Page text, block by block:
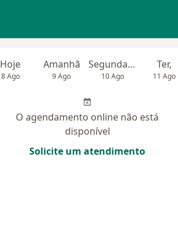
Hoje
8 Ago
Amanhã
9 Ago
Segunda-feira
10 Ago
Ter,
11 Ago
O agendamento online não está
disponível
Solicite um atendimento